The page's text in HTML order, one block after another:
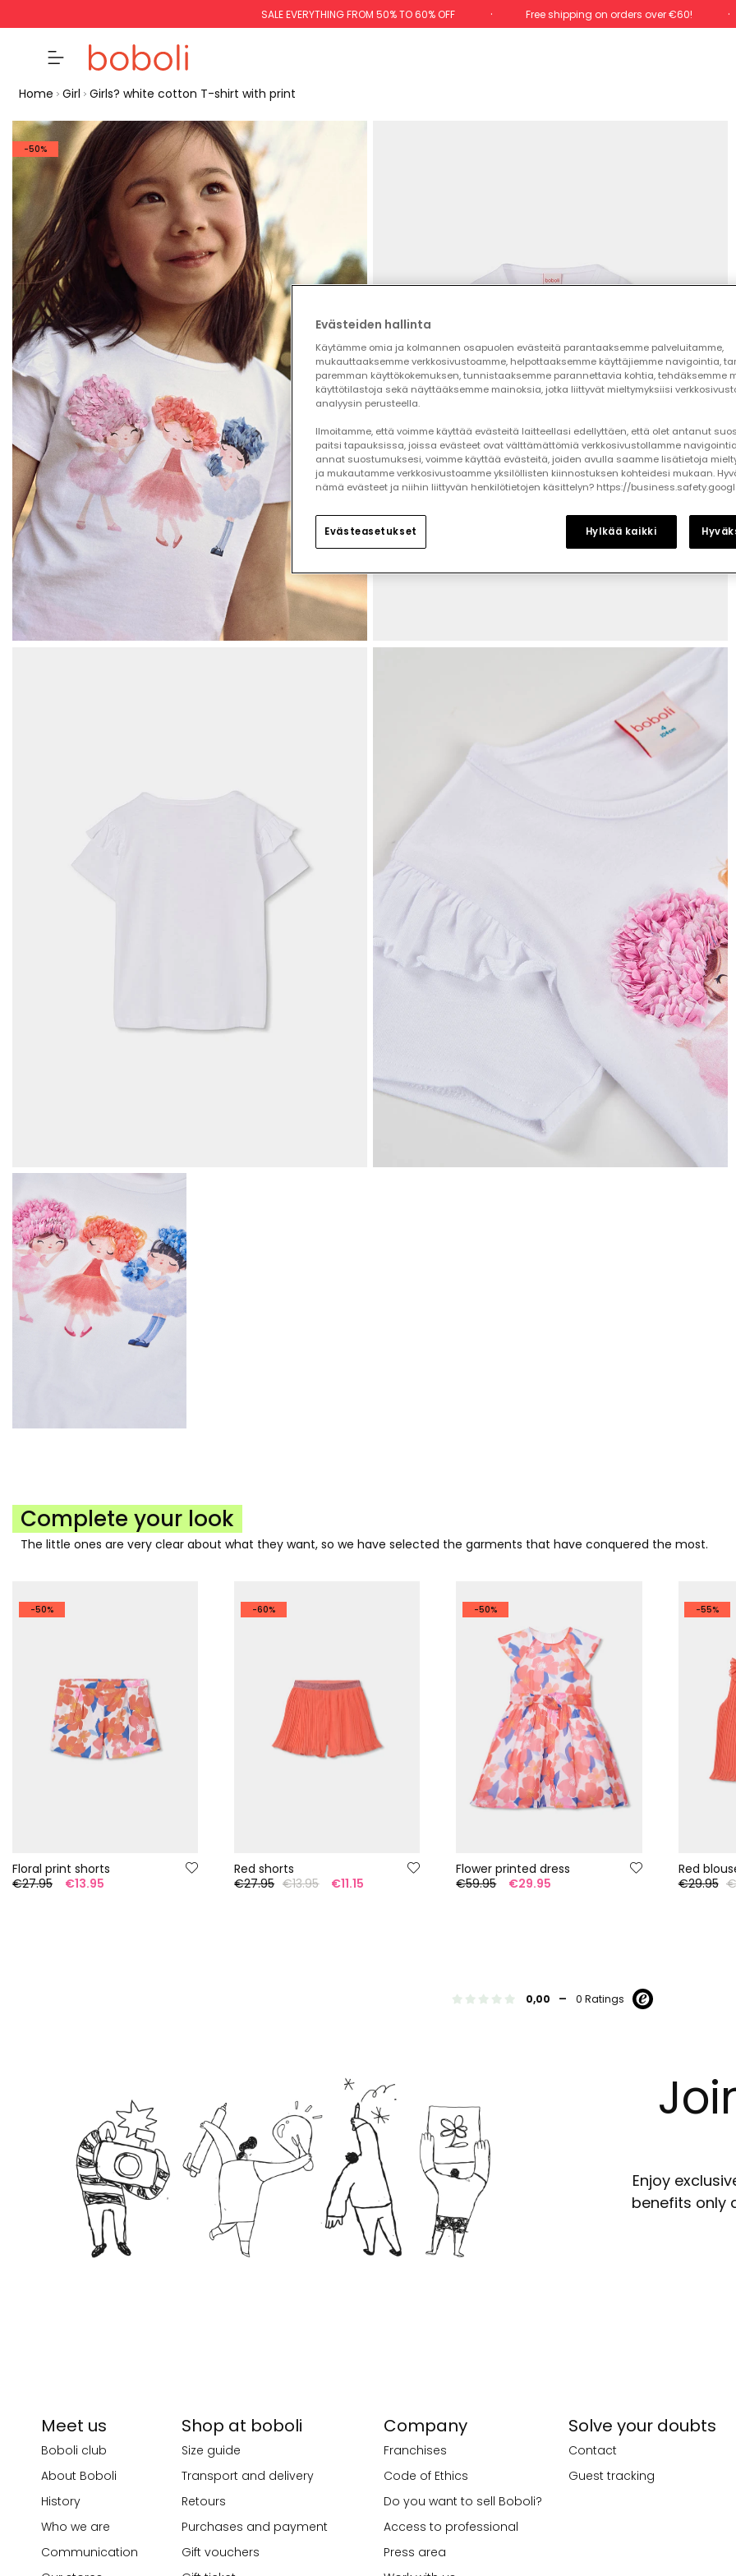
SALE EVERYTHING FROM 50% TO 60% OFF Free shipping on orders over €60!
Home Girl Girls? white cotton T-shirt with print
-50%
Complete your look
The little ones are very clear about what they want, so we have selected the garments that have conquered the most.
-50%
Floral print shorts
€27.95
€13.95
-60%
Red shorts
€27.95 €13.95 €11.15
-50%
Flower printed dress
€59.95
€29.95
-55%
Red
€29.95
0,00 - 0 Ratings
Enjoy
benefits only
Meet us
Boboli club
About Boboli
History
Who we are
Communication
Shop at boboli
Size guide
Transport and delivery
Retours
Purchases and payment
Gift vouchers
Company
Franchises
Code of Ethics
Do you want to sell Boboli?
Access to professional
Press area
Solve your doubts
Contact
Guest tracking
Evästeiden hallinta
Käytämme omia ja kolmannen osapuolen evästeitä parantaaksemme palveluitamme,
mukauttaaksemme verkkosivustoamme, helpottaaksemme käyttäjiemme navigointia,
paremman käyttökokemuksen, tunnistaaksemme parannettavia kohtia, tehdäksemme
käyttötilastoja sekä näyttääksemme mainoksia, jotka liittyvät mieltymyksiisi
analyysin perusteella.
Ilmoitamme, että voimme käyttää evästeitä laitteellasi edellyttäen, että olet antanut
paitsi tapauksissa, joissa evästeet ovat välttämättömiä verkkosivustollamme
annat suostumuksesi, voimme käyttää evästeitä, joiden avulla saamme lisätietoja
ja mukautamme verkkosivustoamme yksilöllisten kiinnostuksen kohteidesi mukaan.
nämä evästeet ja niihin liittyvän henkilötietojen käsittelyn? https://
Evästeasetukset Hylkää kaikki